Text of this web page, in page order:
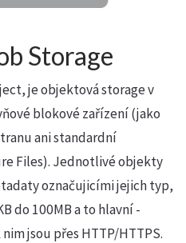
Storage
je objektová storage v
blokové zařízení (jako
ani standardní
Files). Jednotlivé objekty
označujicími jejich typ,
do 100MB a to hlavní -
jsou přes HTTP/HTTPS.